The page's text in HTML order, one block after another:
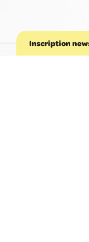
Inscription
Aller